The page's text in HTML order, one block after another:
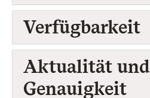
Verfügbarkeit
Aktualität und
Genauigkeit